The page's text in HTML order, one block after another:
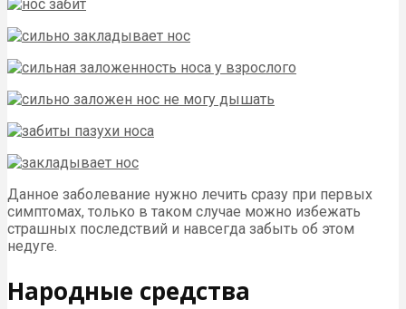
Данное заболевание нужно лечить сразу при первых
симптомах, только в таком случае можно избежать
страшных последствий и навсегда забыть об этом
недуге.
Народные средства